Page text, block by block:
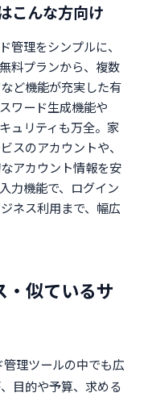
んな方向け
理をシンプルに、
料プランから、複数
ど機能が充実した有
ワード生成機能や
ュリティも万全。家
スのアカウントや、
アカウント情報を安
力機能で、ログイン
ネス利用まで、幅広
・似ているサ
理ツールの中でも広
目的や予算、求める